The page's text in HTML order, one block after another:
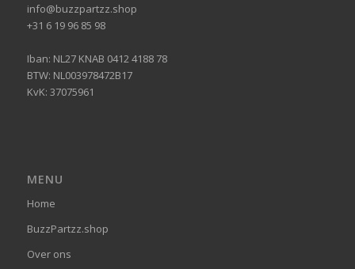
info@buzzpartzz.shop
+31 6 19 96 85 98
Iban: NL27 KNAB 0412 4188 78
BTW: NL003978472B17
KvK: 37075961
MENU
Home
BuzzPartzz.shop
Over ons